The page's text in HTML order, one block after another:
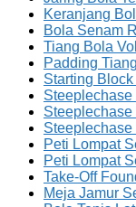
Keranjang
Bola Senam
Tiang Bola
Padding
Starting
Steeplechase
Peti Lompat
Peti Lompat
Take-Off
Meja Jamur